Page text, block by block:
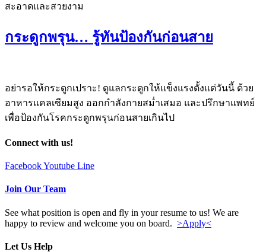
สะอาดและสวยงาม
กระดูกพรุน… รู้ทันป้องกันก่อนสาย
อย่ารอให้กระดูกเปราะ! ดูแลกระดูกให้แข็งแรงตั้งแต่วันนี้ ด้วย
อาหารแคลเซียมสูง ออกกำลังกายสม่ำเสมอ และปรึกษาแพทย์
เพื่อป้องกันโรคกระดูกพรุนก่อนสายเกินไป
Connect with us!
FacebookYoutube Line
Join Our Team
See what position is open and fly in your resume to us! We are
happy to review and welcome you on board. >Apply<
Let Us Help